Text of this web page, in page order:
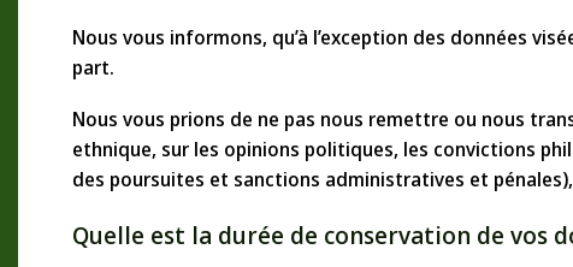
Nous vous informons, qu’à l’exception des données
part.
Nous vous prions de ne pas nous remettre ou nous
ethnique, sur les opinions politiques, les convictions
des poursuites et sanctions administratives et
Quelle est la durée de conservation de vos